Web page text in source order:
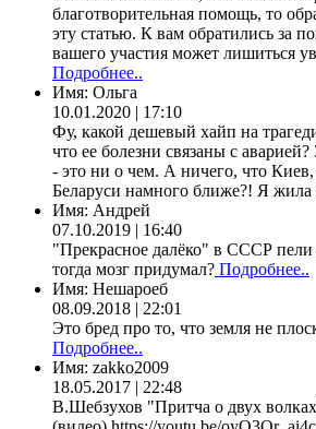
благотворительная помощь, то
эту статью. К вам обратились за
вашего участия может лишиться
Подробнее..
Имя: Ольга
10.01.2020 | 17:10
Фу, какой дешевый хайп на
что ее болезни связаны с
- это ни о чем. А ничего, что
Беларуси намного ближе?! Я жила
Имя: Андрей
07.10.2019 | 16:40
"Прекрасное далёко" в СССР пели
тогда мозг придумал? Подробнее..
Имя: Нешароеб
08.09.2018 | 22:01
Это бред про то, что земля не
Подробнее..
Имя: zakko2009
18.05.2017 | 22:48
В.Шебзухов "Притча о двух